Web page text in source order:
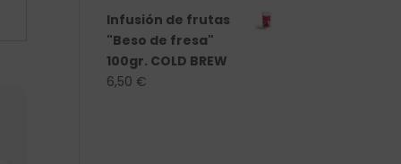
Infusión de frutas
"Beso de fresa"
100gr. COLD BREW
6,50 €